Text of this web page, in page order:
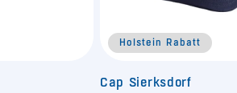
Holstein Rabatt
Cap Sierksdorf